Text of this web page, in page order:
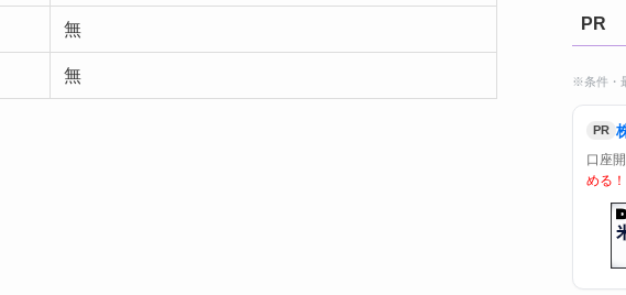
無
無
PR
※条件・
PR
口座
める！